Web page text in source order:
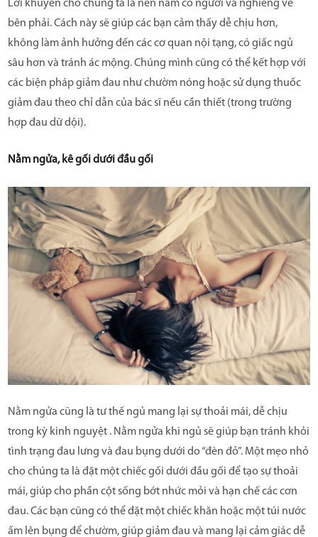
Lời khuyên cho chúng ta là nên nằm co người và nghiêng về
bên phải. Cách này sẽ giúp các bạn cảm thấy dễ chịu hơn,
không làm ảnh hưởng đến các cơ quan nội tạng, có giấc ngủ
sâu hơn và tránh ác mộng. Chúng mình cũng có thể kết hợp với
các biện pháp giảm đau như chườm nóng hoặc sử dụng thuốc
giảm đau theo chỉ dẫn của bác sĩ nếu cần thiết (trong trường
hợp đau dữ dội).
Nằm ngửa, kê gối dưới đầu gối
Nằm ngửa cũng là tư thế ngủ mang lại sự thoải mái, dễ chịu
trong kỳ kinh nguyệt . Nằm ngửa khi ngủ sẽ giúp bạn tránh khỏi
tình trạng đau lưng và đau bụng dưới do “đèn đỏ”. Một mẹo nhỏ
cho chúng ta là đặt một chiếc gối dưới đầu gối để tạo sự thoải
mái, giúp cho phần cột sống bớt nhức mỏi và hạn chế các cơn
đau. Các bạn cũng có thể đặt một chiếc khăn hoặc một túi nước
ấm lên bụng để chườm, giúp giảm đau và mang lại cảm giác dễ